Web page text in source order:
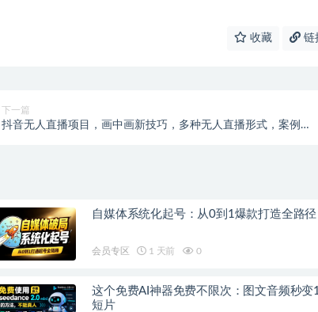
收藏 链
下一篇
抖音无人直播项目，画中画新技巧，多种无人直播形式，案例丰
自媒体系统化起号：从0到1爆款打造全路径
会员专区 1 天前 0
这个免费AI神器免费不限次：图文音频秒变
短片